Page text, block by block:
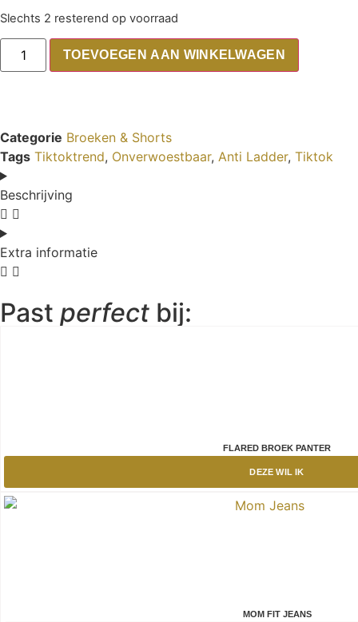
Slechts 2 resterend op voorraad
TOEVOEGEN AAN WINKELWAGEN
Categorie Broeken & Shorts
Tags Tiktoktrend, Onverwoestbaar, Anti Ladder, Tiktok
Beschrijving
Extra informatie
Past perfect bij:
FLARED BROEK PANTER
DEZE WIL IK
MOM FIT JEANS